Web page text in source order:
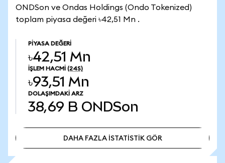
ONDSon ve Ondas Holdings (Ondo Tokenized)
toplam piyasa değeri ৳42,51 Mn .
PIYASA DEĞERI
৳42,51 Mn
İŞLEM HACMI (24S)
৳93,51 Mn
DOLAŞIMDAKI ARZ
38,69 B ONDSon
DAHA FAZLA İSTATİSTİK GÖR